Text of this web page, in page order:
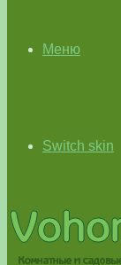
Меню
Switch skin